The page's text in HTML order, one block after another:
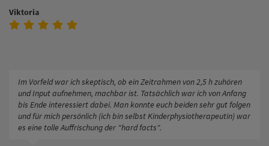
Viktoria
Im Vorfeld war ich skeptisch, ob ein Zeitrahmen von 2,5 h zuhören
und Input aufnehmen, machbar ist. Tatsächlich war ich von Anfang
bis Ende interessiert dabei. Man konnte euch beiden sehr gut folgen
und für mich persönlich (ich bin selbst Kinderphysiotherapeutin) war
es eine tolle Auffrischung der "hard facts".